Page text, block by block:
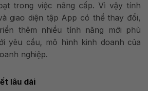
trong việc nâng cấp. Vì vậy tính
giao diện tập App có thể thay đổi,
thêm nhiều tính năng mới phù
yêu cầu, mô hình kinh doanh của
nghiệp.
lâu dài